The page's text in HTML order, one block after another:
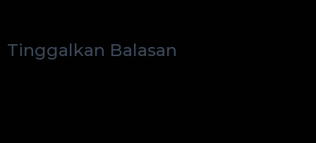
Tinggalkan Balasan